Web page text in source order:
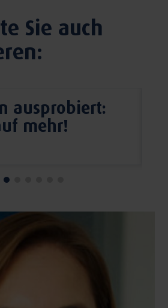
Sie auch
ausprobiert:
mehr!